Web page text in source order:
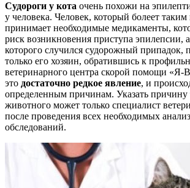
Судороги у кота очень похожи на
у человека. Человек, который болеет
принимает необходимые медикаменты,
риск возникновения приступа эпилепсии,
которого случился судорожный припадок,
только его хозяин, обратившись к
ветеринарного центра скорой помощи
это достаточно редкое явление, и
определенным причинам. Указать причину
животного может только специалист
после проведения всех необходимых
обследований.